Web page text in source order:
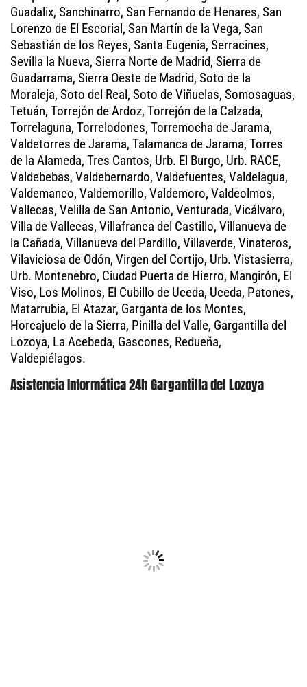
Guadalix, Sanchinarro, San Fernando de Henares, San
Lorenzo de El Escorial, San Martín de la Vega, San
Sebastián de los Reyes, Santa Eugenia, Serracines,
Sevilla la Nueva, Sierra Norte de Madrid, Sierra de
Guadarrama, Sierra Oeste de Madrid, Soto de la
Moraleja, Soto del Real, Soto de Viñuelas, Somosaguas,
Tetuán, Torrejón de Ardoz, Torrejón de la Calzada,
Torrelaguna, Torrelodones, Torremocha de Jarama,
Valdetorres de Jarama, Talamanca de Jarama, Torres
de la Alameda, Tres Cantos, Urb. El Burgo, Urb. RACE,
Valdebebas, Valdebernardo, Valdefuentes, Valdelagua,
Valdemanco, Valdemorillo, Valdemoro, Valdeolmos,
Vallecas, Velilla de San Antonio, Venturada, Vicálvaro,
Villa de Vallecas, Villafranca del Castillo, Villanueva de
la Cañada, Villanueva del Pardillo, Villaverde, Vinateros,
Vilaviciosa de Odón, Virgen del Cortijo, Urb. Vistasierra,
Urb. Montenebro, Ciudad Puerta de Hierro, Mangirón, El
Viso, Los Molinos, El Cubillo de Uceda, Uceda, Patones,
Matarrubia, El Atazar, Garganta de los Montes,
Horcajuelo de la Sierra, Pinilla del Valle, Gargantilla del
Lozoya, La Acebeda, Gascones, Redueña,
Valdepiélagos.
Asistencia Informática 24h Gargantilla del Lozoya